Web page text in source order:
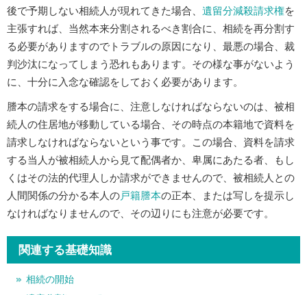
後で予期しない相続人が現れてきた場合、 遺留分減殺請求権を
主張すれば、当然本来分割されるべき割合に、相続を再分割す
る必要がありますのでトラブルの原因になり、最悪の場合、裁
判沙汰になってしまう恐れもあります。その様な事がないよう
に、十分に入念な確認をしておく必要があります。
謄本の請求をする場合に、注意しなければならないのは、被相
続人の住居地が移動している場合、その時点の本籍地で資料を
請求しなければならないという事です。この場合、資料を請求
する当人が被相続人から見て配偶者か、卑属にあたる者、もし
くはその法的代理人しか請求ができませんので、被相続人との
人間関係の分かる本人の戸籍謄本の正本、または写しを提示し
なければなりませんので、その辺りにも注意が必要です。
関連する基礎知識
相続の開始